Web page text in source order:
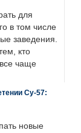
для
в том числе
заведения.
кто
все чаще
Су-57:
новые